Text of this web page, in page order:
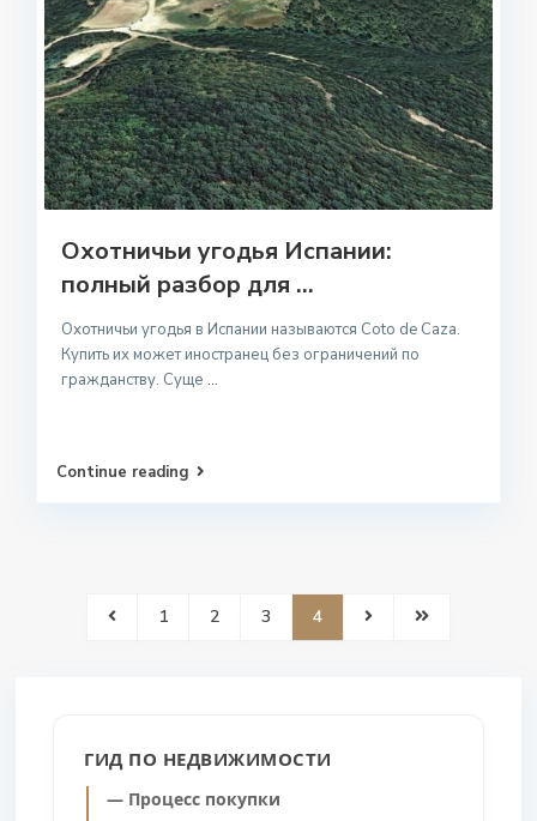
Охотничьи угодья Испании:
полный разбор для ...
Охотничьи угодья в Испании называются Coto de Caza.
Купить их может иностранец без ограничений по
гражданству. Суще ...
Continue reading
1 2 3 4
ГИД ПО НЕДВИЖИМОСТИ
— Процесс покупки